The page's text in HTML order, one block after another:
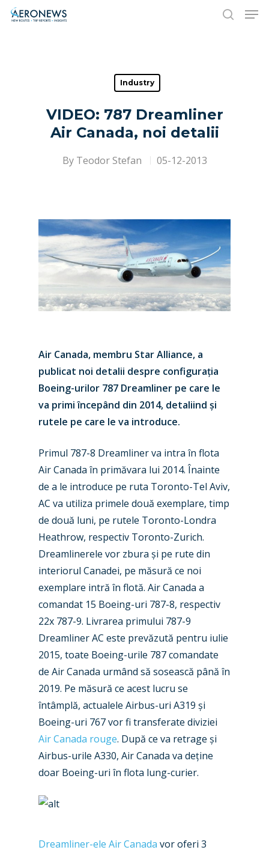
Hit enter to search or ESC to close
Industry
VIDEO: 787 Dreamliner
Air Canada, noi detalii
By Teodor Stefan 05-12-2013
Air Canada, membru Star Alliance, a
publicat noi detalii despre configurația
Boeing-urilor 787 Dreamliner pe care le
va primi începând din 2014, detaliind și
rutele pe care le va introduce.
Primul 787-8 Dreamliner va intra în flota
Air Canada în primăvara lui 2014. Înainte
de a le introduce pe ruta Toronto-Tel Aviv,
AC va utiliza primele două exemplare, timp
de două luni, pe rutele Toronto-Londra
Heathrow, respectiv Toronto-Zurich.
Dreamlinerele vor zbura și pe rute din
interiorul Canadei, pe măsură ce noi
exemplare intră în flotă. Air Canada a
comandat 15 Boeing-uri 787-8, respectiv
22x 787-9. Livrarea primului 787-9
Dreamliner AC este prevăzută pentru iulie
2015, toate Boeing-urile 787 comandate
de Air Canada urmând să sosească până în
2019. Pe măsură ce acest lucru se
întâmplă, actualele Airbus-uri A319 și
Boeing-uri 767 vor fi transferate diviziei
Air Canada rouge. După ce va retrage și
Airbus-urile A330, Air Canada va deține
doar Boeing-uri în flota lung-curier.
Dreamliner-ele Air Canada vor oferi 3